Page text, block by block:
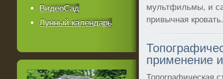
мультфильмы, и
привычная
применение
ВидеоСад
Лунный календарь